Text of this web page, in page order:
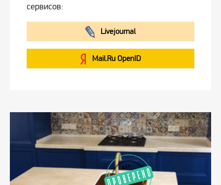
сервисов:
Livejournal
Mail.Ru OpenID